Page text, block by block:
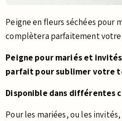
Peigne en fleurs séchées pour
complètera parfaitement votre
Peigne pour mariés et
parfait pour sublimer votre
Disponible dans différentes
Pour les mariées, ou les